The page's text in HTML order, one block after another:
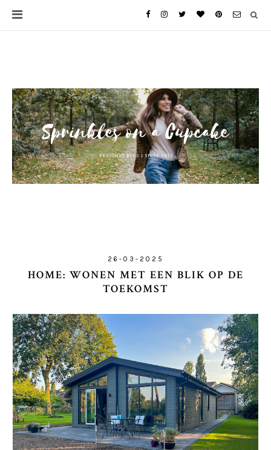
26-03-2025
HOME: WONEN MET EEN BLIK OP DE
TOEKOMST